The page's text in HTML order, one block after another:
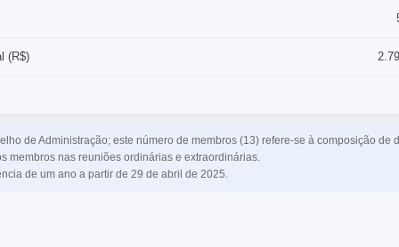
(R$)
de Administração; este número de membros (13) refere-se à composição de
membros nas reuniões ordinárias e extraordinárias.
de um ano a partir de 29 de abril de 2025.